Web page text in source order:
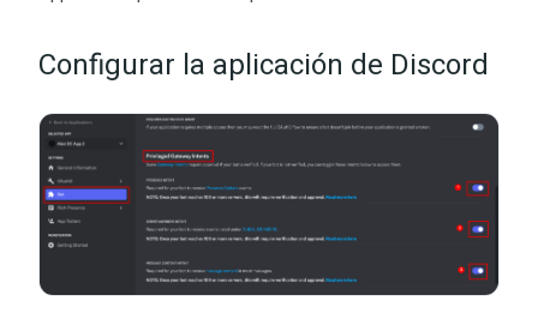
Configurar la aplicación de Discord